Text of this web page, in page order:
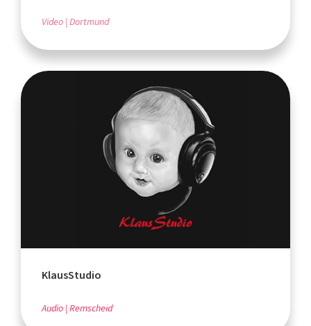
Video Dortmund
KlausStudio
Audio Remscheid